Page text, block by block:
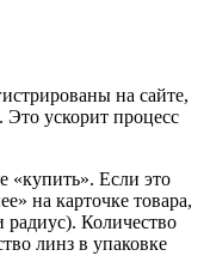
на сайте,
ускорит процесс
Если это
на карточке товара,
Количество
линз в упаковке